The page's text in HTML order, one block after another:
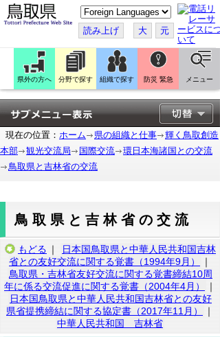
こ
の
ペ
ー
ジ
翻
訳
す
る
読み上げ 大 元
県外の方へ 分野で探す 組織で探す 防災 緊急 メニュー
現在の位置： ホーム 県の組織と仕事
輝く鳥取創造
本部
観光交流局 国際交流
環日本海諸国との交流
鳥取県と吉林省の交流
鳥取県と吉林省の交流
もどる ｜
日本国鳥取県と中華人民共和国吉林
省との友好交流に関する覚書（1994年9月）
｜
鳥取県・吉林省友好交流に関する覚書締結10周
年に係る交流促進に関する覚書（2004年4月）
｜
日本国鳥取県と中華人民共和国吉林省との友好
県省提携締結に関する協定書（2017年11月）
｜
中華人民共和国 吉林省